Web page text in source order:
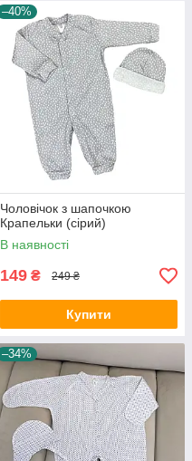
–40%
Чоловічок з шапочкою
Крапельки (сірий)
В наявності
149 ₴ 249 ₴
Купити
–34%